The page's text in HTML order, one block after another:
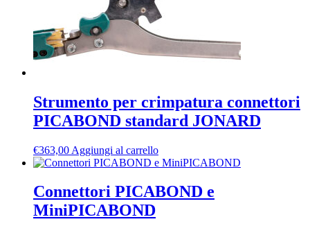
Strumento per crimpatura connettori
PICABOND standard JONARD
€363,00 Aggiungi al carrello
Connettori PICABOND e
MiniPICABOND